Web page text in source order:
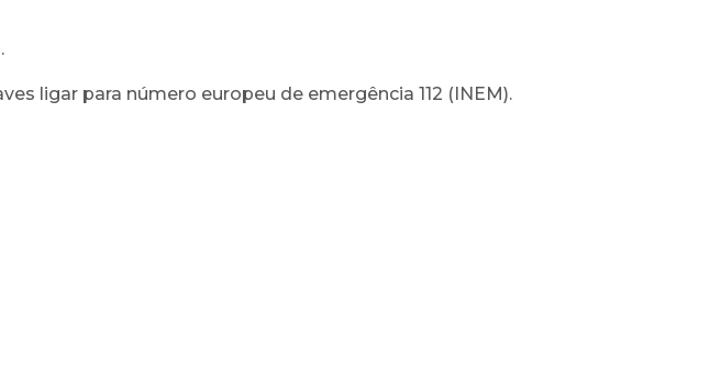
ligar para número europeu de emergência 112 (INEM).